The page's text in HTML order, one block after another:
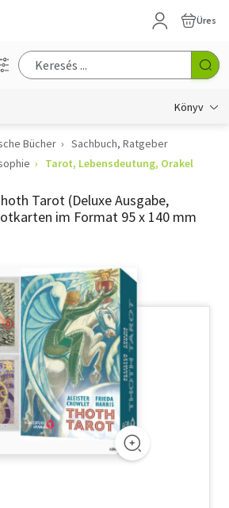
Üres
Könyv
Bücher
Sachbuch, Ratgeber
Tarot, Lebensdeutung, Orakel
Tarot (Deluxe Ausgabe,
im Format 95 x 140 mm